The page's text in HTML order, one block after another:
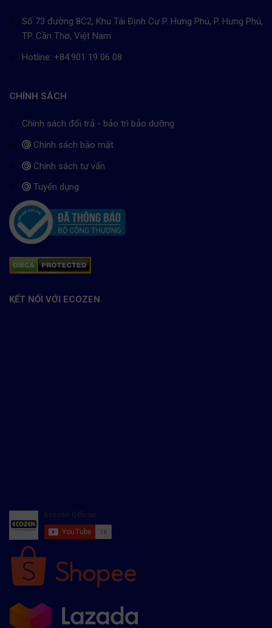
Số 73 đường 8C2, Khu Tái Định Cư P. Hưng Phú, P. Hưng Phú,
TP. Cần Thơ, Việt Nam.
Hotline: +84.901 19 06 08
CHÍNH SÁCH
Chính sách đổi trả - bảo trì bảo dưỡng
Chính sách bảo mật
Chính sách tư vấn
Tuyển dụng
KẾT NỐI VỚI ECOZEN